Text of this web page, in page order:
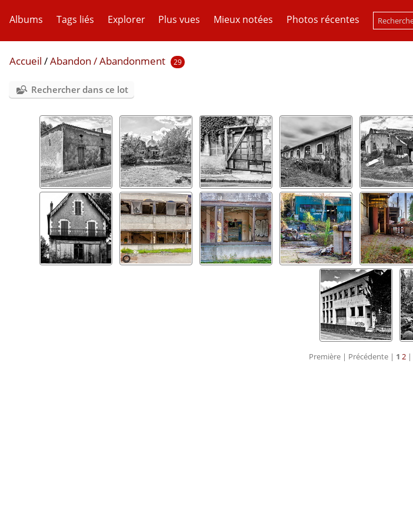
Albums Tags liés Explorer Plus vues Mieux notées Photos récentes
Accueil /Abandon / Abandonment 29
Rechercher dans ce lot
Première | Précédente | 1 2 |